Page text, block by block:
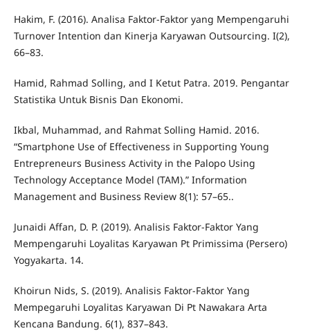
Hakim, F. (2016). Analisa Faktor-Faktor yang Mempengaruhi
Turnover Intention dan Kinerja Karyawan Outsourcing. I(2),
66–83.
Hamid, Rahmad Solling, and I Ketut Patra. 2019. Pengantar
Statistika Untuk Bisnis Dan Ekonomi.
Ikbal, Muhammad, and Rahmat Solling Hamid. 2016.
“Smartphone Use of Effectiveness in Supporting Young
Entrepreneurs Business Activity in the Palopo Using
Technology Acceptance Model (TAM).” Information
Management and Business Review 8(1): 57–65..
Junaidi Affan, D. P. (2019). Analisis Faktor-Faktor Yang
Mempengaruhi Loyalitas Karyawan Pt Primissima (Persero)
Yogyakarta. 14.
Khoirun Nids, S. (2019). Analisis Faktor-Faktor Yang
Mempegaruhi Loyalitas Karyawan Di Pt Nawakara Arta
Kencana Bandung. 6(1), 837–843.